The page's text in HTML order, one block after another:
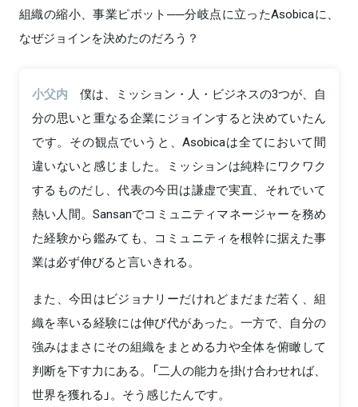
組織の縮小、事業ピボット──分岐点に立ったAsobicaに、
なぜジョインを決めたのだろう？
小父内
僕は、ミッション・人・ビジネスの3つが、自
分の思いと重なる企業にジョインすると決めていたん
です。その観点でいうと、Asobicaは全てにおいて間
違いないと感じました。ミッションは純粋にワクワク
するものだし、代表の今田は謙虚で実直、それでいて
熱い人間。Sansanでコミュニティマネージャーを務め
た経験から鑑みても、コミュニティを根幹に据えた事
業は必ず伸びると言いきれる。
また、今田はビジョナリーだけれどまだまだ若く、組
織を率いる経験には伸び代があった。一方で、自分の
強みはまさにその組織をまとめる力や全体を俯瞰して
判断を下す力にある。「二人の能力を掛け合わせれば、
世界を獲れる」。そう感じたんです。